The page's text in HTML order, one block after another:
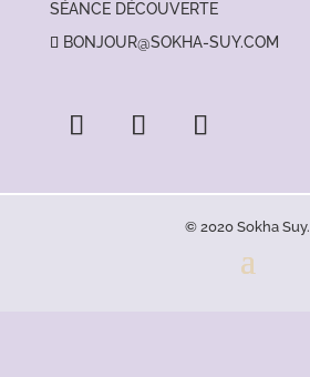
SÉANCE DÉCOUVERTE
BONJOUR@SOKHA-SUY.COM
© 2020 Sokha Suy.